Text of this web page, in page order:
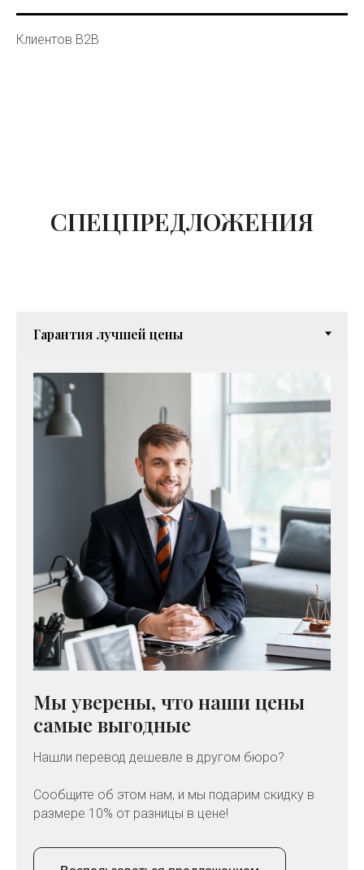
Клиентов B2B
СПЕЦПРЕДЛОЖЕНИЯ
Мы уверены, что наши цены
самые выгодные
Нашли перевод дешевле в другом бюро?
Сообщите об этом нам, и мы подарим скидку в
размере 10% от разницы в цене!